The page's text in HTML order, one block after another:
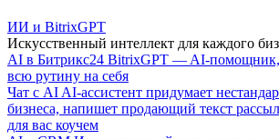
ИИ и BitrixGPT
Искусственный интеллект для каждого
AI в Битрикс24 BitrixGPT — AI-помощник,
всю рутину на себя
Чат с AI AI-ассистент придумает
бизнеса, напишет продающий текст
для вас коучем